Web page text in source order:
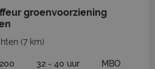
groenvoorziening
(7 km)
32 - 40 uur
MBO